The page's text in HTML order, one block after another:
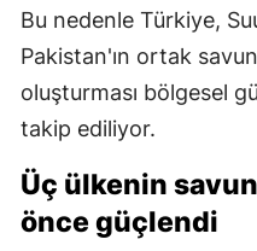
Bu nedenle Türkiye,
Pakistan'ın ortak
oluşturması bölgesel
takip ediliyor.
Üç ülkenin
önce güçlendi